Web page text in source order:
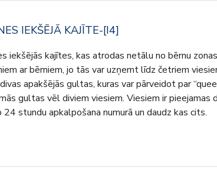
IEKŠĒJĀ KAJĪTE-[I4]
iekšējās kajītes, kas atrodas netālu no bērnu
ar bērniem, jo tās var uzņemt līdz četriem
apakšējās gultas, kuras var pārveidot par
gultas vēl diviem viesiem. Viesiem ir pieejamas
stundu apkalpošana numurā un daudz kas cits.